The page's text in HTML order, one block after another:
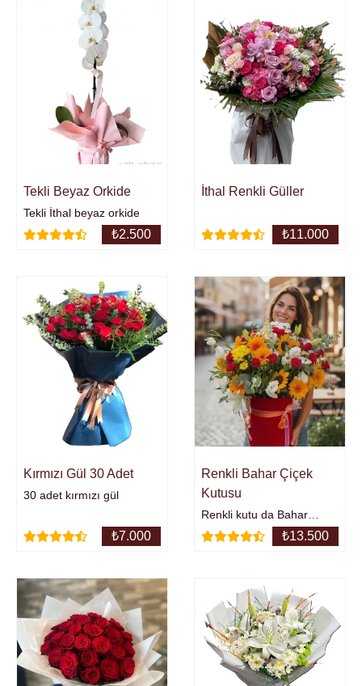
Tekli Beyaz Orkide
Tekli İthal beyaz orkide
₺2.500
İthal Renkli Güller
₺11.000
Kırmızı Gül 30 Adet
30 adet kırmızı gül
₺7.000
Renkli Bahar Çiçek
Kutusu
Renkli kutu da Bahar
esitisi...Mevsim
çiçeklerinden kutuda
₺13.500